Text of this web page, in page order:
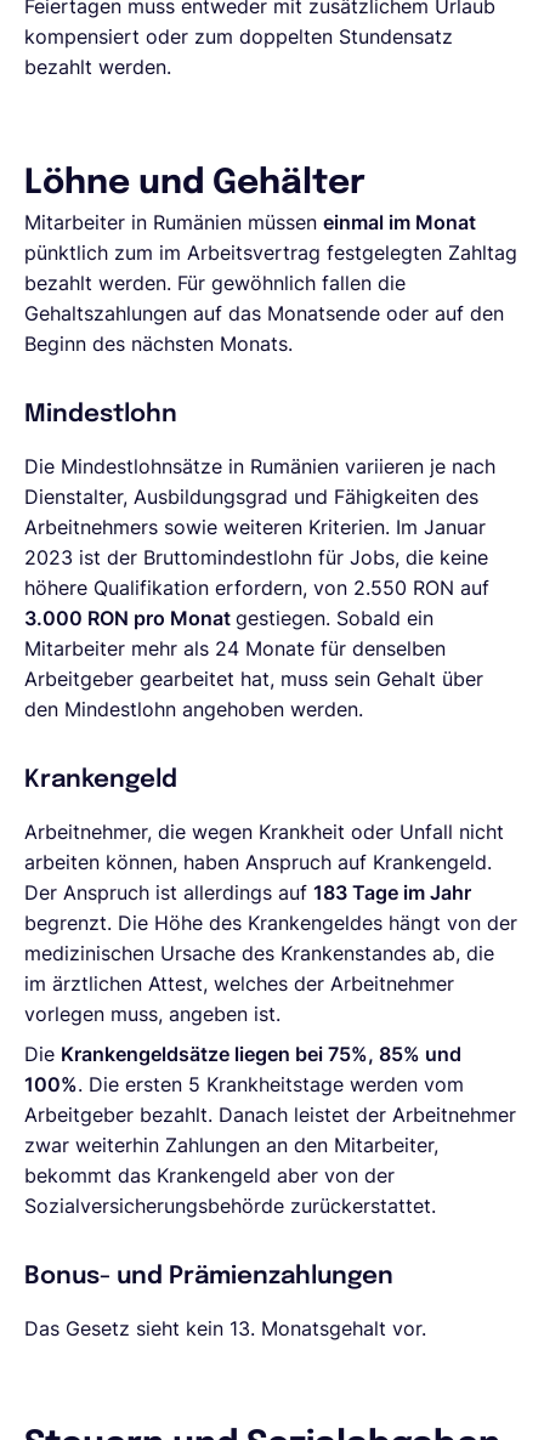
Feiertagen muss entweder mit zusätzlichem Urlaub
kompensiert oder zum doppelten Stundensatz
bezahlt werden.
Löhne und Gehälter
Mitarbeiter in Rumänien müssen einmal im Monat
pünktlich zum im Arbeitsvertrag festgelegten Zahltag
bezahlt werden. Für gewöhnlich fallen die
Gehaltszahlungen auf das Monatsende oder auf den
Beginn des nächsten Monats.
Mindestlohn
Die Mindestlohnsätze in Rumänien variieren je nach
Dienstalter, Ausbildungsgrad und Fähigkeiten des
Arbeitnehmers sowie weiteren Kriterien. Im Januar
2023 ist der Bruttomindestlohn für Jobs, die keine
höhere Qualifikation erfordern, von 2.550 RON auf
3.000 RON pro Monat gestiegen. Sobald ein
Mitarbeiter mehr als 24 Monate für denselben
Arbeitgeber gearbeitet hat, muss sein Gehalt über
den Mindestlohn angehoben werden.
Krankengeld
Arbeitnehmer, die wegen Krankheit oder Unfall nicht
arbeiten können, haben Anspruch auf Krankengeld.
Der Anspruch ist allerdings auf 183 Tage im Jahr
begrenzt. Die Höhe des Krankengeldes hängt von der
medizinischen Ursache des Krankenstandes ab, die
im ärztlichen Attest, welches der Arbeitnehmer
vorlegen muss, angeben ist.
Die Krankengeldsätze liegen bei 75%, 85% und
100%. Die ersten 5 Krankheitstage werden vom
Arbeitgeber bezahlt. Danach leistet der Arbeitnehmer
zwar weiterhin Zahlungen an den Mitarbeiter,
bekommt das Krankengeld aber von der
Sozialversicherungsbehörde zurückerstattet.
Bonus- und Prämienzahlungen
Das Gesetz sieht kein 13. Monatsgehalt vor.